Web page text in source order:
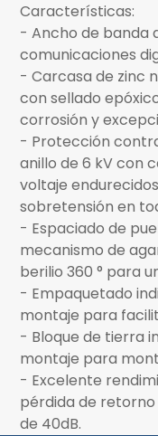
Características:
- Ancho de banda
comunicaciones
- Carcasa de zinc
con sellado
corrosión y
- Protección
anillo de 6 kV con
voltaje
sobretensión en
- Espaciado de
mecanismo de
berilio 360 ° para
- Empaquetado
montaje para
- Bloque de tierra
montaje para
- Excelente
pérdida de retorno
de 40dB.